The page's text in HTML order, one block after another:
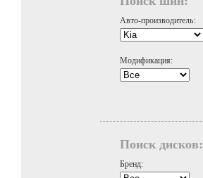
Авто-производитель:
Модификация:
Поиск дисков:
Бренд: